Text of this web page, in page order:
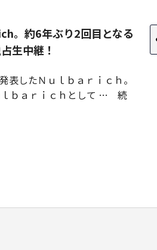
。約6年ぶり2回目となる
生中継！
表したＮｕｌｂａｒｉｃｈ。
ｂａｒｉｃｈとして
続